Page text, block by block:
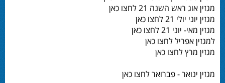
מגזין אוג ראש השנה 21 לחצו כאן
מגזין יוני יולי 21 לחצו כאן
מגזין מאי- יוני 21 לחצו כאן
למגזין אפריל לחצו כאן
מגזין מרץ לחצו כאן
מגזין ינואר - פברואר לחצו כאן